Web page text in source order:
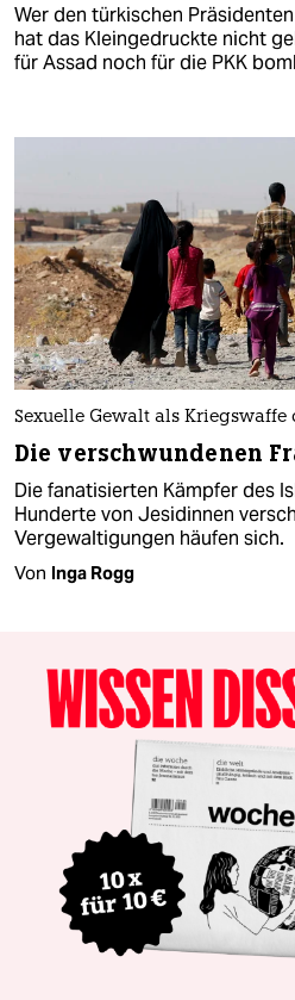
Wer den türkischen
hat das Kleingedruckte nicht
für Assad noch für die PKK
Sexuelle Gewalt als Kriegswaffe
Die verschwundenen
Die fanatisierten Kämpfer des
Hunderte von Jesidinnen
Vergewaltigungen häufen sich.
Von Inga Rogg